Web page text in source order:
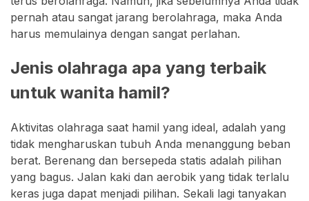
pernah atau sangat jarang berolahraga, maka Anda
harus memulainya dengan sangat perlahan.
Jenis olahraga apa yang terbaik
untuk wanita hamil?
Aktivitas olahraga saat hamil yang ideal, adalah yang
tidak mengharuskan tubuh Anda menanggung beban
berat. Berenang dan bersepeda statis adalah pilihan
yang bagus. Jalan kaki dan aerobik yang tidak terlalu
keras juga dapat menjadi pilihan. Sekali lagi tanyakan